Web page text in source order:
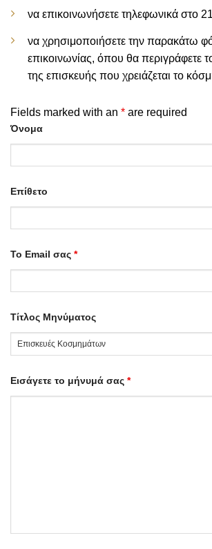
να επικοινωνήσετε τηλεφωνικά στο
να χρησιμοποιήσετε την παρακάτω
επικοινωνίας, όπου θα περιγράφετε
της επισκευής που χρειάζεται το
Fields marked with an * are required
Όνομα
Επίθετο
Το Email σας *
Τίτλος Μηνύματος
Εισάγετε το μήνυμά σας *